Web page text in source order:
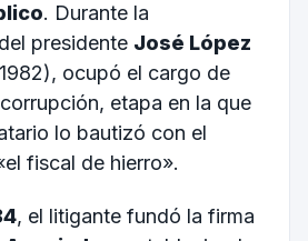
. Durante la
presidente José López
ocupó el cargo de
etapa en la que
lo bautizó con el
fiscal de hierro».
, el litigante fundó la firma